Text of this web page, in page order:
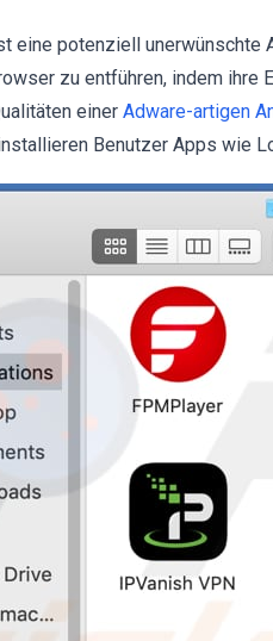
eine potenziell unerwünschte
zu entführen, indem ihre
einer Adware-artigen
Benutzer Apps wie